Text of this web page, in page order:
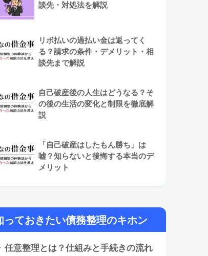
談先・対処法を解説
リボ払いの過払い金は返ってく
る？請求の条件・デメリット・相
談先まで解説
自己破産後の人生はどうなる？そ
の後の生活の変化と制限を徹底解
説
「自己破産はしたもん勝ち」は
嘘？知らないと後悔する本当のデ
メリット
っておきたい債務整理のキホン
意整理とは？仕組みと手続きの流れ